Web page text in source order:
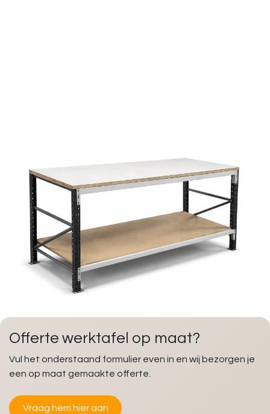
Offerte werktafel op maat?
Vul het onderstaand formulier even in en wij bezorgen je
een op maat gemaakte offerte.
Vraag hem hier aan